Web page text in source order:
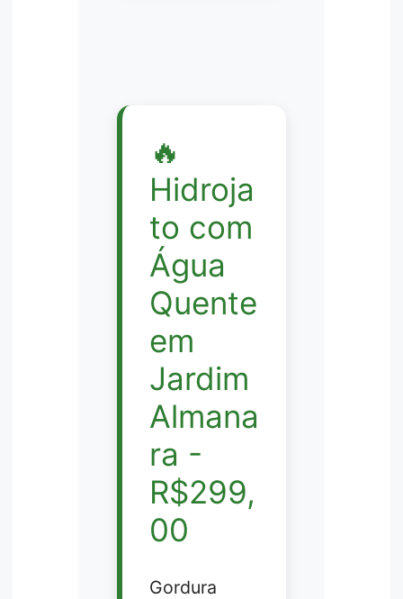
🔥
Hidroja
to com
Água
Quente
em
Jardim
Almana
ra -
R$299,
00
Gordura